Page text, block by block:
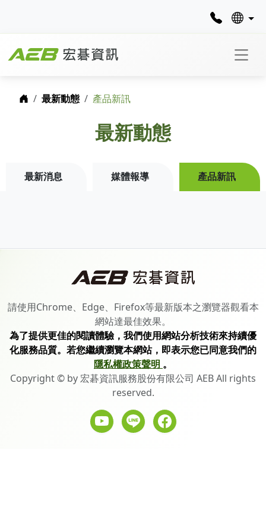
首頁最新動態 產品新訊
最新動態
最新消息 媒體報導 產品新訊
請使用Chrome、Edge、Firefox等最新版本之瀏覽器觀看本
網站達最佳效果。
為了提供更佳的閱讀體驗，我們使用網站分析技術來持續優
化服務品質。若您繼續瀏覽本網站，即表示您已同意我們的
隱私權政策聲明 。
Copyright © by 宏碁資訊服務股份有限公司 AEB All rights
reserved.